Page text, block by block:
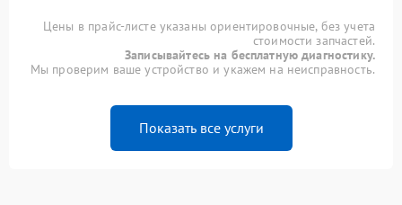
Цены в прайс-листе указаны ориентировочные, без учета
стоимости запчастей.
Записывайтесь на бесплатную диагностику.
Мы проверим ваше устройство и укажем на неисправность.
Показать все услуги